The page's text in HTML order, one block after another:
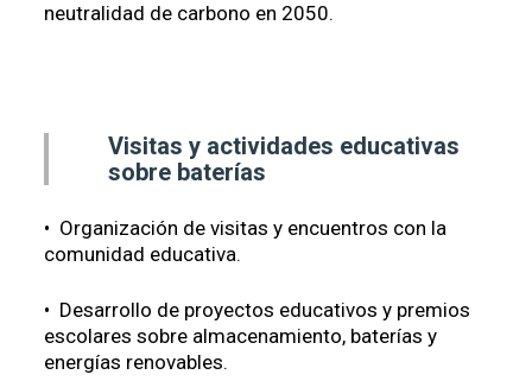
neutralidad de carbono en 2050.
Visitas y actividades educativas
sobre baterías
• Organización de visitas y encuentros con la
comunidad educativa.
• Desarrollo de proyectos educativos y premios
escolares sobre almacenamiento, baterías y
energías renovables.